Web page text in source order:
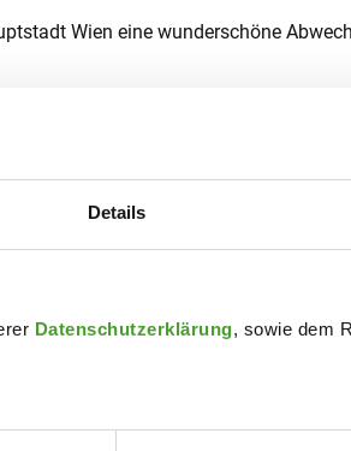
Details
Datenschutzerklärung, sowie dem
Wien eine wunderschöne
wurde dieser FREUD-ige